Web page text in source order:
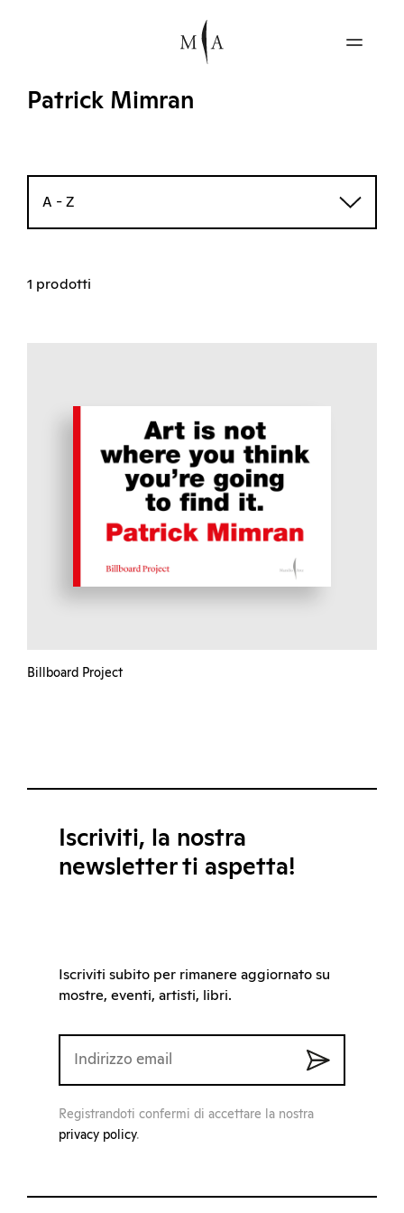
Patrick Mimran
A - Z
1 prodotti
Billboard Project
Iscriviti, la nostra
newsletter ti aspetta!
Iscriviti subito per rimanere aggiornato su
mostre, eventi, artisti, libri.
Registrandoti confermi di accettare la nostra
privacy policy.